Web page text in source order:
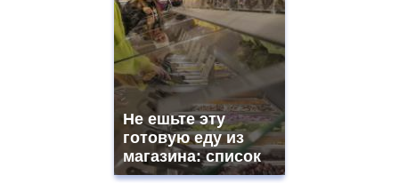
Не ешьте эту
готовую еду из
магазина: список